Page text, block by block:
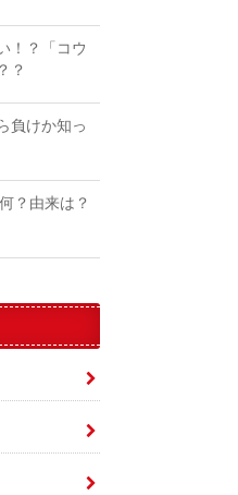
！？「コウ
？
負けか知っ
？由来は？